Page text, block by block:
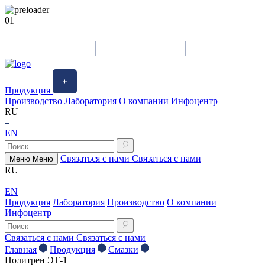
01
Продукция
Производство Лаборатория О компании Инфоцентр
RU
EN
Меню Меню Связаться с нами Связаться с нами
RU
EN
Продукция Лаборатория Производство О компании
Инфоцентр
Связаться с нами Связаться с нами
Главная
Продукция
Смазки
Политрен ЭТ-1